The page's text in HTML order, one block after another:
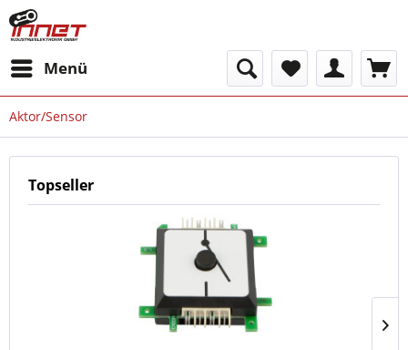
Menü
Aktor/Sensor
Topseller